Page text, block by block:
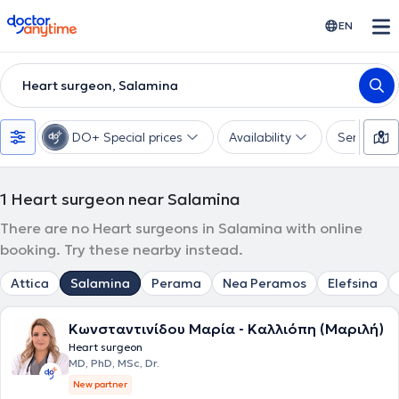
doctoranytime EN
Heart surgeon, Salamina
DO+ Special prices Availability Services
1 Heart surgeon near Salamina
There are no Heart surgeons in Salamina with online
booking. Try these nearby instead.
Attica Salamina Perama Nea Peramos Elefsina
Κωνσταντινίδου Μαρία - Καλλιόπη (Μαριλή)
Heart surgeon
MD, PhD, MSc, Dr.
New partner